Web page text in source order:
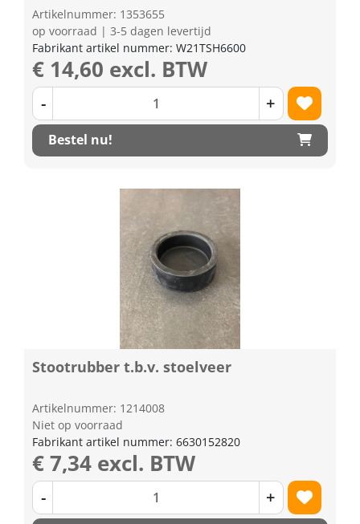
Artikelnummer: 1353655
op voorraad | 3-5 dagen levertijd
Fabrikant artikel nummer: W21TSH6600
€ 14,60 excl. BTW
- +
Bestel nu!
Stootrubber t.b.v. stoelveer
Artikelnummer: 1214008
Niet op voorraad
Fabrikant artikel nummer: 6630152820
€ 7,34 excl. BTW
- +